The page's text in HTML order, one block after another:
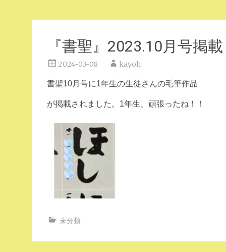
『書聖』2023.10月号掲載
2024-03-08 kayoh
書聖10月号に1年生の生徒さんの毛筆作品
が掲載されました。1年生、頑張ったね！！
未分類